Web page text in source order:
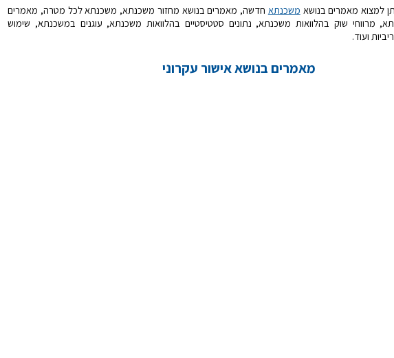
למצוא מאמרים בנושא משכנתא חדשה, מאמרים בנושא מחזור משכנתא, משכנתא לכל מטרה, מאמרים
מרווחי שוק בהלוואות משכנתא, נתונים סטטיסטיים בהלוואות משכנתא, עוגנים במשכנתא, שימוש
ועוד.
מאמרים בנושא אישור עקרוני